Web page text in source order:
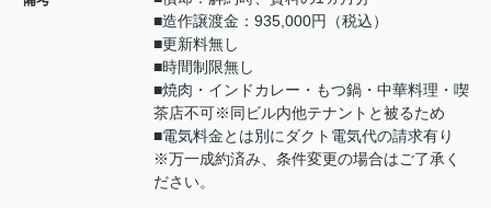
■造作譲渡金：935,000円（税込）
■更新料無し
■時間制限無し
■焼肉・インドカレー・もつ鍋・中華料理・喫
茶店不可※同ビル内他テナントと被るため
■電気料金とは別にダクト電気代の請求有り
※万一成約済み、条件変更の場合はご了承く
ださい。